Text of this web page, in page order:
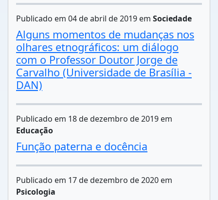
Publicado em 04 de abril de 2019 em Sociedade
Alguns momentos de mudanças nos
olhares etnográficos: um diálogo
com o Professor Doutor Jorge de
Carvalho (Universidade de Brasília -
DAN)
Publicado em 18 de dezembro de 2019 em
Educação
Função paterna e docência
Publicado em 17 de dezembro de 2020 em
Psicologia